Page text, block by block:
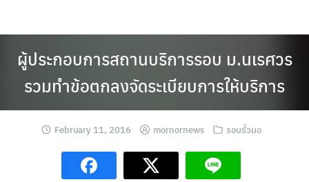
ผู้ประกอบการสถานบริการรอบ ม.นเรศวร
รวมทำข้อตกลงจัดระเบียบการให้บริการ
February 11, 2016 mornornews รอบรั้วมอ